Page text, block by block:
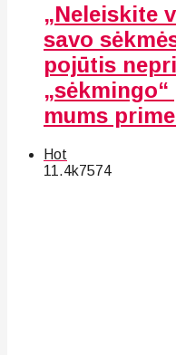
„Neleiskite
savo
pojūtis
mums
Hot
11.4k7574